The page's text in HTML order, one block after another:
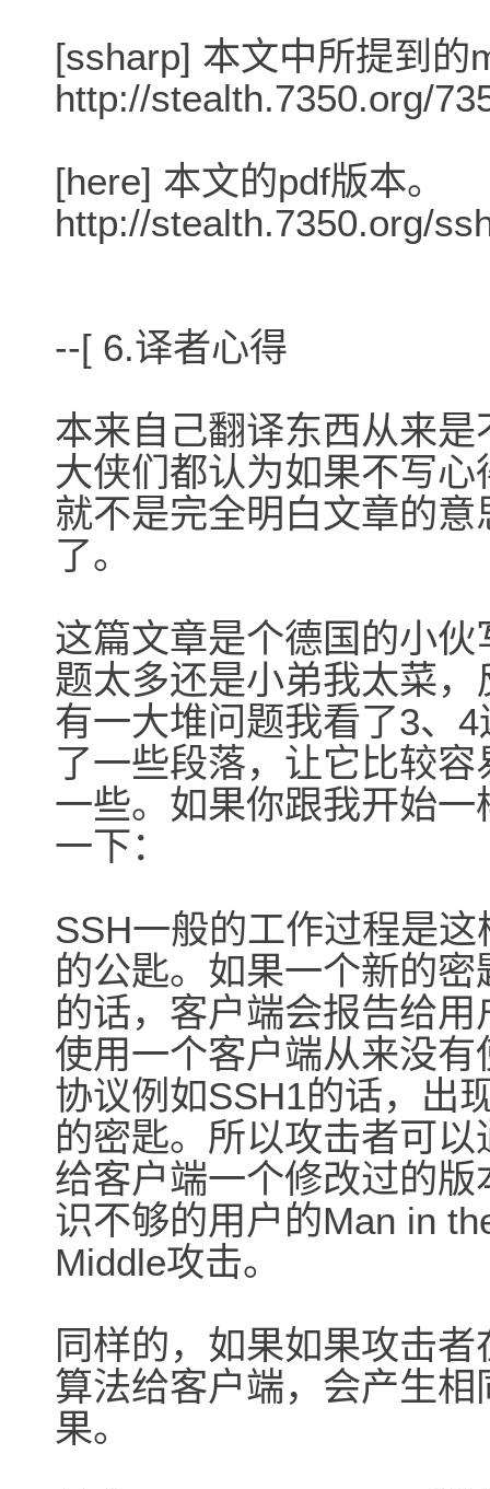
[ssharp] 本文中所提到的
http://stealth.7350.org/
[here] 本文的pdf版本。
http://stealth.7350.org/
--[ 6.译者心得
本来自己翻译东西从来
大侠们都认为如果不写心
就不是完全明白文章的
了。
这篇文章是个德国的小
题太多还是小弟我太菜，
有一大堆问题我看了3、
了一些段落，让它比较容
一些。如果你跟我开始
一下：
SSH一般的工作过程是
的公匙。如果一个新的密
的话，客户端会报告给
使用一个客户端从来没有
协议例如SSH1的话，出
的密匙。所以攻击者可以
给客户端一个修改过的
识不够的用户的Man in
Middle攻击。
同样的，如果如果攻击
算法给客户端，会产生相
果。